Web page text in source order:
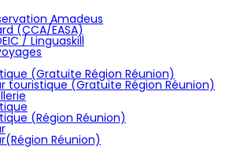
Amadeus
(CCA/EASA)
/ Linguaskill
(Gratuite Région Réunion)
(Gratuite Région Réunion)
(Région Réunion)
Réunion)